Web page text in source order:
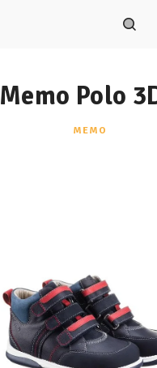
Memo Polo
MEMO